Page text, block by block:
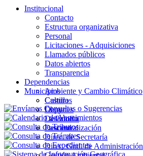
Institucional
Contacto
Estructura organizativa
Personal
Licitaciones - Adquisiciones
Llamados públicos
Datos abiertos
Transparencia
Dependencias
Ambiente y Cambio Climático
Cultura
Deportes
Desarrollo
Descentralización
Direc. de Secretaría
Direc. Gral. de Administración
Municipios
Castillos
Chuy
La Paloma
Lascano